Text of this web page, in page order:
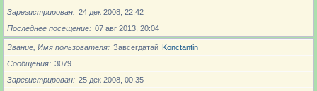
Зарегистрирован
24 дек 2008, 22:42
Последнее посещение
07 авг 2013, 20:04
Звание, Имя пользователя Завсегдатай Konctantin
Сообщения
3079
Зарегистрирован
25 дек 2008, 00:35